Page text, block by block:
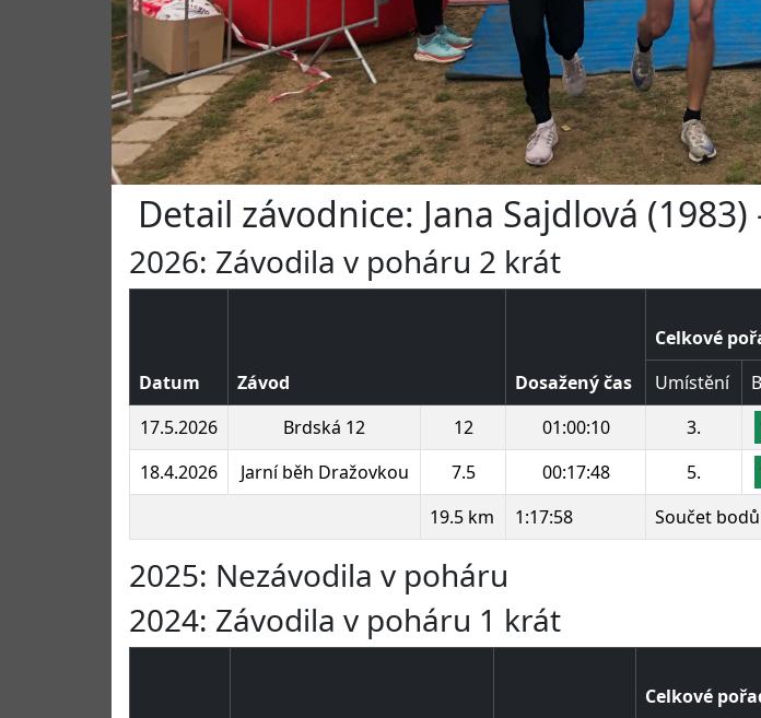
Detail závodnice: Jana Sajdlová
2026: Závodila v poháru 2 krát
Datum Závod Dosažený čas
Celkové
Umístění
17.5.2026
Brdská 12 12 01:00:10 3.
18.4.2026
Jarní běh Dražovkou 7.5 00:17:48 5.
19.5 km
1:17:58 Součet
2025: Nezávodila v poháru
2024: Závodila v poháru 1 krát
Celkové